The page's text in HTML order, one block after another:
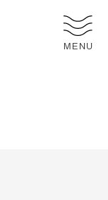
MENU